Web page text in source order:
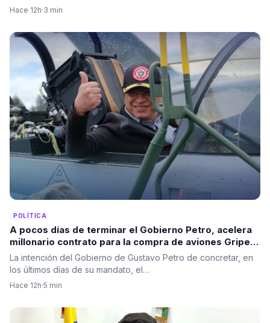
Hace 12h·3 min
POLÍTICA
A pocos días de terminar el Gobierno Petro, acelera
millonario contrato para la compra de aviones Gripen.
Minidefensa dice que la compra es un hecho
La intención del Gobierno de Gustavo Petro de concretar, en
los últimos días de su mandato, el…
Hace 12h·5 min